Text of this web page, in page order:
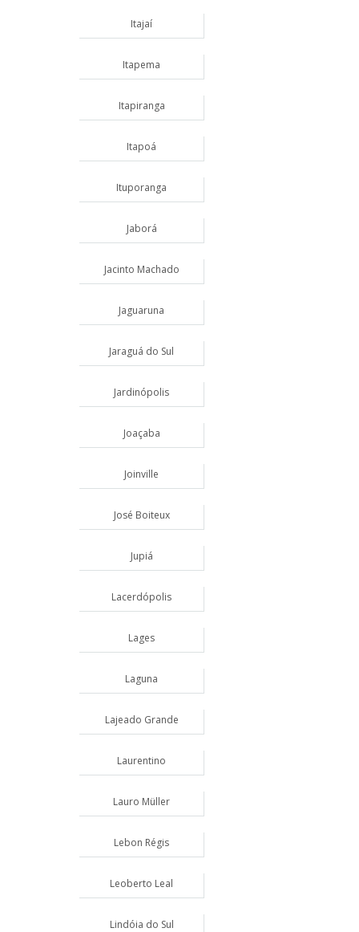
Itajaí
Itapema
Itapiranga
Itapoá
Ituporanga
Jaborá
Jacinto Machado
Jaguaruna
Jaraguá do Sul
Jardinópolis
Joaçaba
Joinville
José Boiteux
Jupiá
Lacerdópolis
Lages
Laguna
Lajeado Grande
Laurentino
Lauro Müller
Lebon Régis
Leoberto Leal
Lindóia do Sul